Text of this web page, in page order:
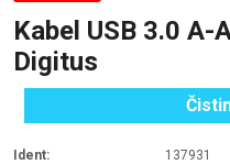
Kabel USB 3.0
Digitus
Ident:
137931